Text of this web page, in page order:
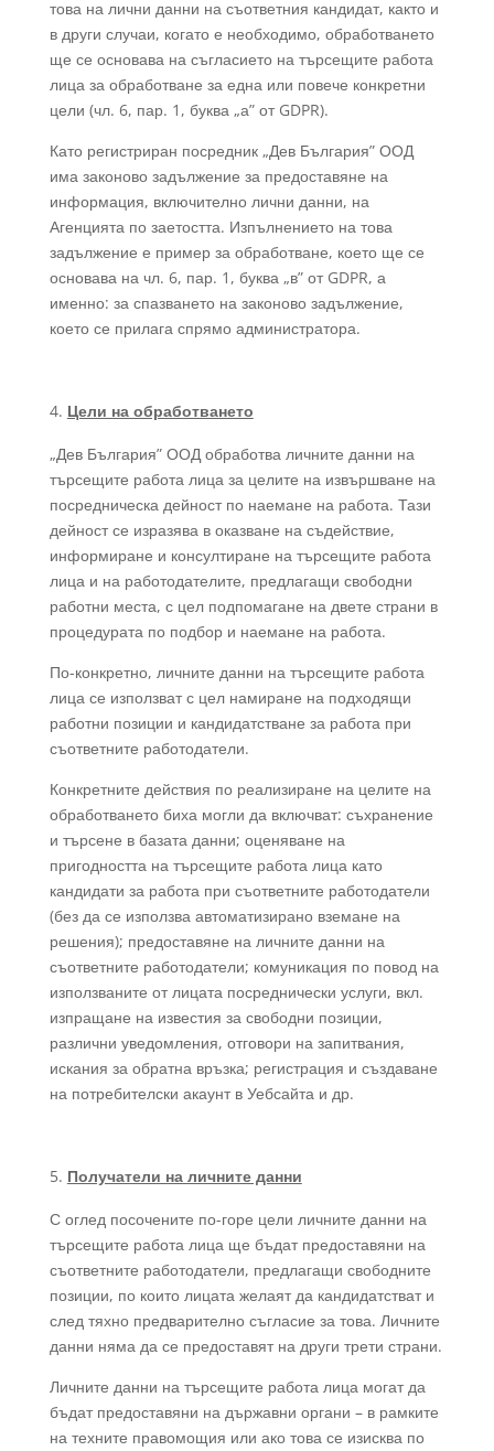
това на лични данни на съответния кандидат, както и
в други случаи, когато е необходимо, обработването
ще се основава на съгласието на търсещите работа
лица за обработване за една или повече конкретни
цели (чл. 6, пар. 1, буква „а” от GDPR).
Като регистриран посредник „Дев България” ООД
има законово задължение за предоставяне на
информация, включително лични данни, на
Агенцията по заетостта. Изпълнението на това
задължение е пример за обработване, което ще се
основава на чл. 6, пар. 1, буква „в” от GDPR, а
именно: за спазването на законово задължение,
което се прилага спрямо администратора.
Цели на обработването
„Дев България” ООД обработва личните данни на
търсещите работа лица за целите на извършване на
посредническа дейност по наемане на работа. Тази
дейност се изразява в оказване на съдействие,
информиране и консултиране на търсещите работа
лица и на работодателите, предлагащи свободни
работни места, с цел подпомагане на двете страни в
процедурата по подбор и наемане на работа.
По-конкретно, личните данни на търсещите работа
лица се използват с цел намиране на подходящи
работни позиции и кандидатстване за работа при
съответните работодатели.
Конкретните действия по реализиране на целите на
обработването биха могли да включват: съхранение
и търсене в базата данни; оценяване на
пригодността на търсещите работа лица като
кандидати за работа при съответните работодатели
(без да се използва автоматизирано вземане на
решения); предоставяне на личните данни на
съответните работодатели; комуникация по повод на
използваните от лицата посреднически услуги, вкл.
изпращане на известия за свободни позиции,
различни уведомления, отговори на запитвания,
искания за обратна връзка; регистрация и създаване
на потребителски акаунт в Уебсайта и др.
Получатели на личните данни
С оглед посочените по-горе цели личните данни на
търсещите работа лица ще бъдат предоставяни на
съответните работодатели, предлагащи свободните
позиции, по които лицата желаят да кандидатстват и
след тяхно предварително съгласие за това. Личните
данни няма да се предоставят на други трети страни.
Личните данни на търсещите работа лица могат да
бъдат предоставяни на държавни органи – в рамките
на техните правомощия или ако това се изисква по